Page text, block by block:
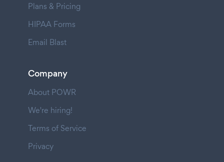
Plans & Pricing
HIPAA Forms
Email Blast
Company
About POWR
We're hiring!
Terms of Service
Privacy